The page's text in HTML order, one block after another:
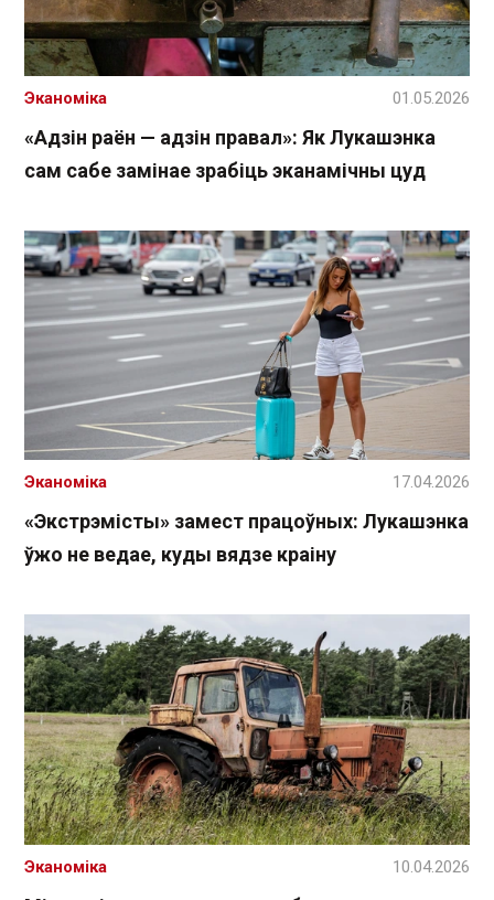
«Адзін раён — адзін правал»: Як Лукашэнка
сам сабе замінае зрабіць эканамічны цуд
Эканоміка 01.05.2026
«Экстрэмісты» замест працоўных: Лукашэнка
ўжо не ведае, куды вядзе краіну
Эканоміка 17.04.2026
Эканоміка 10.04.2026